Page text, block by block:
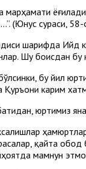
(Юнус сураси, 58-
шарифда Ийд
Шу боисдан
бу йил
Қуръони карим
юртимиз
қайта
мамнун